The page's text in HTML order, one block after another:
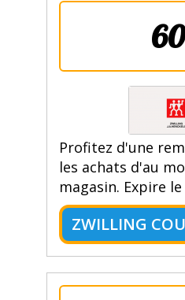
Profitez d'une
les achats d'au
magasin. Expire
ZWILLING